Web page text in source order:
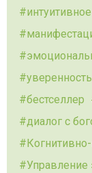
уверенность
бестселлер
диалог с